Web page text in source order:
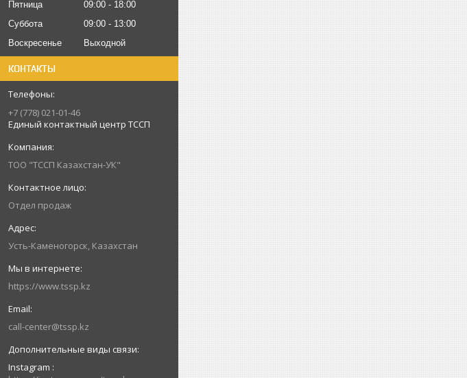
Пятница
09:00
18:00
Суббота
09:00
13:00
Воскресенье
Выходной
КОНТАКТЫ
+7 (778) 021-01-46
Единый контактный центр ТССП
ТОО "ТССП Казахстан-УК"
Отдел продаж
Усть-Каменогорск, Казахстан
https://www.tssp.kz
call-center@tssp.kz
Instagram